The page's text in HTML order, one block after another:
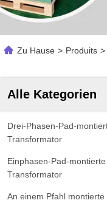
Zu Hause > Produits >
Alle Kategorien
Drei-Phasen-Pad-
Transformator
Einphasen-Pad-montierte
Transformator
An einem Pfahl montierte